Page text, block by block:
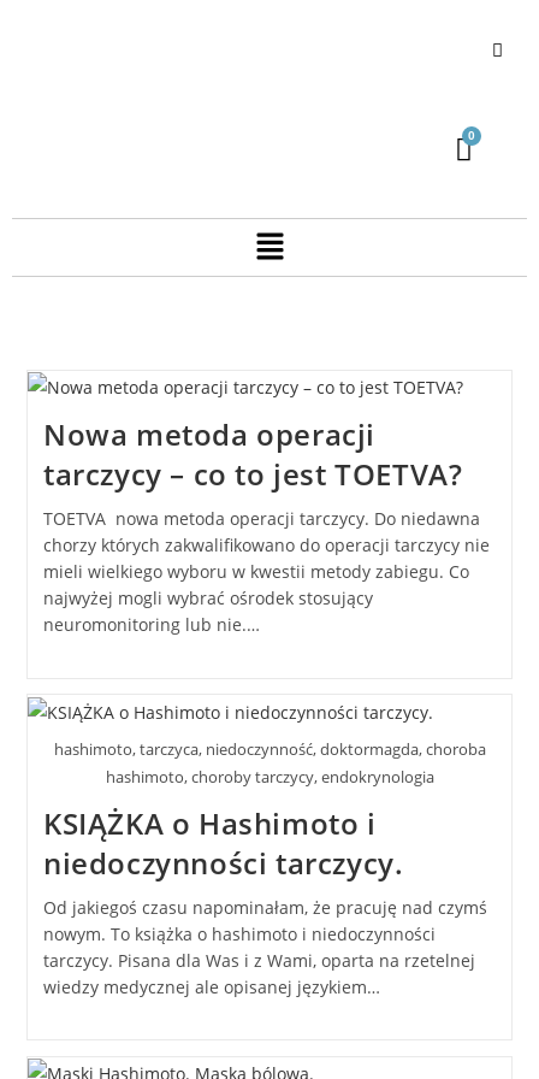
Nowa metoda operacji
tarczycy – co to jest TOETVA?
TOETVA nowa metoda operacji tarczycy. Do niedawna
chorzy których zakwalifikowano do operacji tarczycy nie
mieli wielkiego wyboru w kwestii metody zabiegu. Co
najwyżej mogli wybrać ośrodek stosujący
neuromonitoring lub nie.…
hashimoto, tarczyca, niedoczynność, doktormagda, choroba
hashimoto, choroby tarczycy, endokrynologia
KSIĄŻKA o Hashimoto i
niedoczynności tarczycy.
Od jakiegoś czasu napominałam, że pracuję nad czymś
nowym. To książka o hashimoto i niedoczynności
tarczycy. Pisana dla Was i z Wami, oparta na rzetelnej
wiedzy medycznej ale opisanej językiem…